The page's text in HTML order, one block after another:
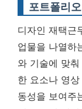
포트폴리
디자인 재택근
업물을 나열하
와 기술에 맞
한 요소나 영
동성을 보여주